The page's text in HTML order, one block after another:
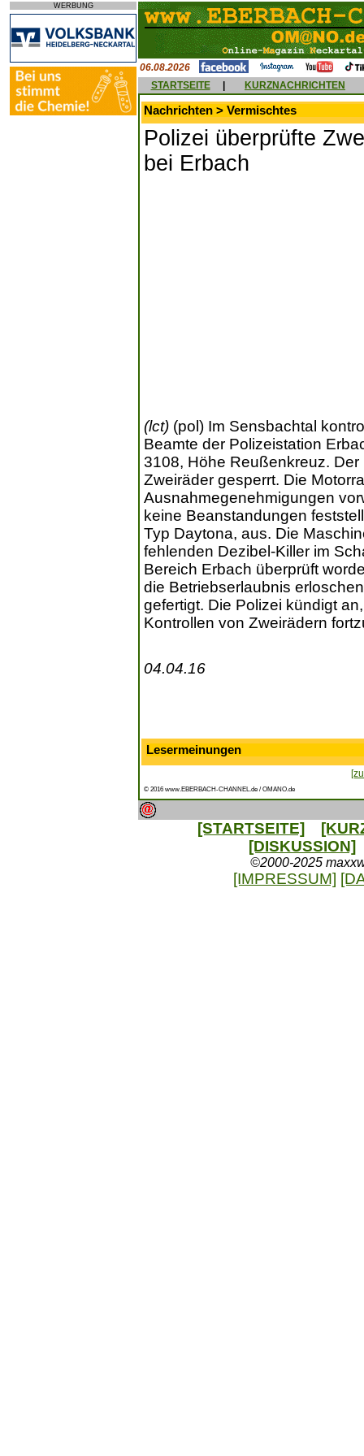
WERBUNG
06.08.2026
STARTSEITE
KURZNACHRICHTEN
Nachrichten > Vermischtes
Polizei überprüfte
bei Erbach
(lct) (pol) Im Sensbachtal
Beamte der Polizeistation
3108, Höhe Reußenkreuz.
Zweiräder gesperrt. Die
Ausnahmegenehmigungen
keine Beanstandungen
Typ Daytona, aus. Die
fehlenden Dezibel-Killer im
Bereich Erbach überprüft
die Betriebserlaubnis
gefertigt. Die Polizei kündigt
Kontrollen von Zweirädern
04.04.16
Lesermeinungen
© 2016 www.EBERBACH-CHANNEL.de / OMANO.de
[STARTSEITE]
[DISKUSSION]
©2000-2025
[IMPRESSUM]